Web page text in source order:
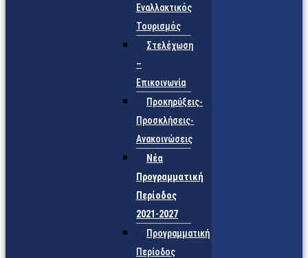
Εναλλακτικός
Τουρισμός
Στελέχωση
–
Επικοινωνία
Προκηρύξεις-
Προσκλήσεις-
Ανακοινώσεις
Νέα
Προγραμματική
Περίοδος
2021-2027
Προγραμματική
Περίοδος